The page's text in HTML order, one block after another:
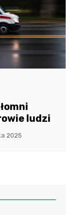
ludzi
2025